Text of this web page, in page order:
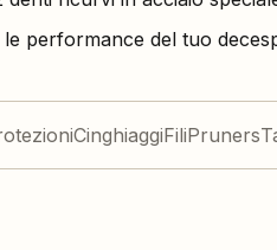
performance del tuo
CinghiaggiFiliPruners